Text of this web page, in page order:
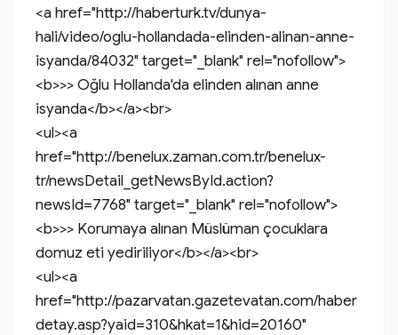
<a href="http://haberturk.tv/dunya-
hali/video/oglu-hollandada-elinden-alinan-anne-
isyanda/84032" target="_blank" rel="nofollow">
<b>>> Oğlu Hollanda'da elinden alınan anne
isyanda</b></a><br>
<ul><a
href="http://benelux.zaman.com.tr/benelux-
tr/newsDetail_getNewsById.action?
newsId=7768" target="_blank" rel="nofollow">
<b>>> Korumaya alınan Müslüman çocuklara
domuz eti yediriliyor</b></a><br>
<ul><a
href="http://pazarvatan.gazetevatan.com/haber
detay.asp?yaid=310&hkat=1&hid=20160"